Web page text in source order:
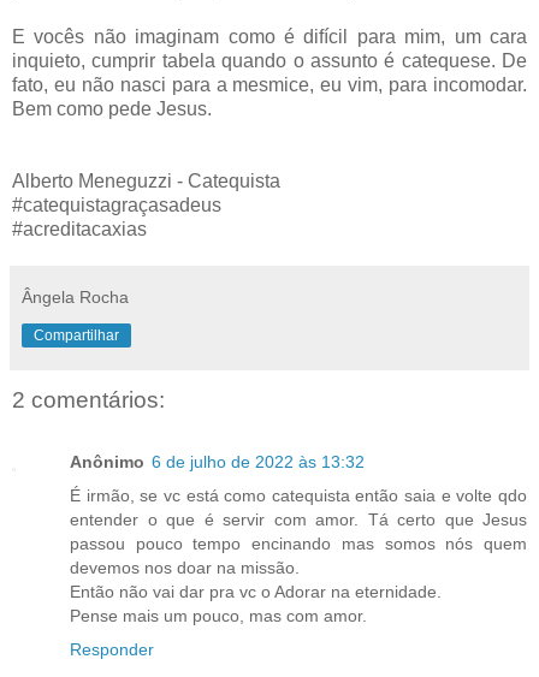
E vocês não imaginam como é difícil para mim, um cara
inquieto, cumprir tabela quando o assunto é catequese. De
fato, eu não nasci para a mesmice, eu vim, para incomodar.
Bem como pede Jesus.
Alberto Meneguzzi - Catequista
#catequistagraçasadeus
#acreditacaxias
Ângela Rocha
Compartilhar
2 comentários:
Anônimo 6 de julho de 2022 às 13:32
É irmão, se vc está como catequista então saia e volte qdo
entender o que é servir com amor. Tá certo que Jesus
passou pouco tempo encinando mas somos nós quem
devemos nos doar na missão.
Então não vai dar pra vc o Adorar na eternidade.
Pense mais um pouco, mas com amor.
Responder